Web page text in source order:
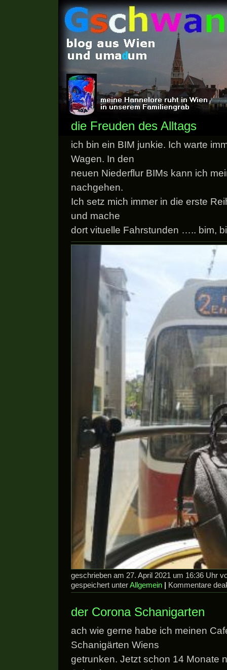
die Freuden des Alltags
ich bin ein BIM junkie. Ich warte
Wagen. In den
neuen Niederflur BIMs kann ich
nachgehen.
Ich setz mich immer in die erste
und mache
dort vituelle Fahrstunden ….. bim,
geschrieben am 27. April 2021 um 16:36 Uhr
gespeichert unterAllgemein Kommentare
der Corona Schanigarten
ach wie gerne habe ich meinen
Schanigärten Wiens
getrunken. Jetzt schon 14 Monate